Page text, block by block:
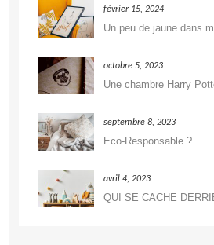
février 15, 2024
Un peu de jaune dans
octobre 5, 2023
Une chambre Harry
septembre 8, 2023
Eco-Responsable ?
avril 4, 2023